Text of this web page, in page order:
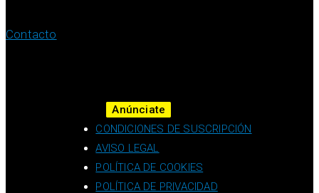
Contacto
Anúnciate
CONDICIONES DE SUSCRIPCIÓN
AVISO LEGAL
POLÍTICA DE COOKIES
POLÍTICA DE PRIVACIDAD